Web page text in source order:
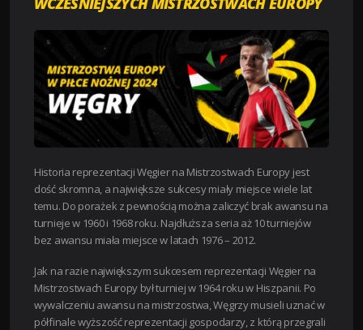
Historia reprezentacji Węgier na Mistrzostwach Europy jest
dość skromna, a największe sukcesy miały miejsce wiele lat
temu. Do porażek z pewnością można zaliczyć brak awansu na
turnieje w 1960 i 1968 roku. Najdłuższa seria aż 10 turniejów
bez awansu miała miejsce w latach 1976 – 2012.
Jak na razie największym sukcesem reprezentacji Węgier na
Mistrzostwach Europy był turniej w 1964 roku w Hiszpanii. Po
wywalczeniu awansu na mistrzostwa, Węgrzy musieli uznać w
półfinale wyższość reprezentacji gospodarzy, z którą przegrali